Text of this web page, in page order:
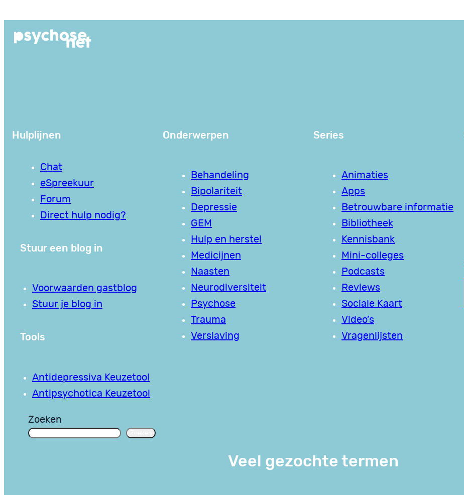
de
Hulplijnen
Chat
eSpreekuur
Forum
Direct hulp nodig?
Stuur een blog in
Voorwaarden gastblog
Stuur je blog in
Tools
Antidepressiva Keuzetool
Antipsychotica Keuzetool
Onderwerpen
Behandeling
Bipolariteit
Depressie
GEM
Hulp en herstel
Medicijnen
Naasten
Neurodiversiteit
Psychose
Trauma
Verslaving
Series
Animaties
Apps
Betrouwbare informatie
Bibliotheek
Kennisbank
Mini-colleges
Podcasts
Reviews
Sociale Kaart
Video’s
Vragenlijsten
Zoeken
Veel gezochte termen